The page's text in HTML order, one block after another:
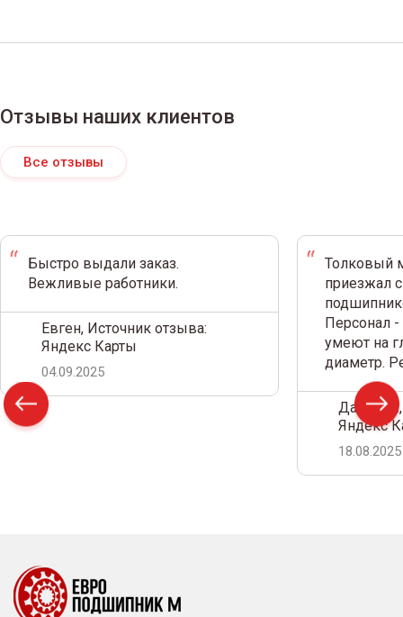
Отзывы наших клиентов
Все отзывы
Быстро выдали заказ.
Вежливые работники.
Евген, Источник отзыва:
Яндекс Карты
04.09.2025
Толковый
приезжал
Персонал
умеют на
диаметр.
Дамир
Яндекс
18.08.2025